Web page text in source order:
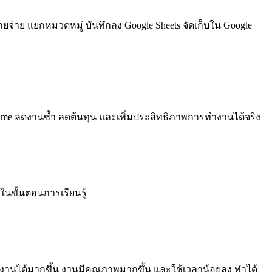
าย แยกหมวดหมู่ บันทึกลง Google Sheets จัดเก็บใน Google
ลดงานซ้ำ ลดต้นทุน และเพิ่มประสิทธิภาพการทำงานได้จริง
นขั้นตอนการเรียนรู้
านได้มากขึ้น งานมีคุณภาพมากขึ้น และใช้เวลาน้อยลง ทำได้